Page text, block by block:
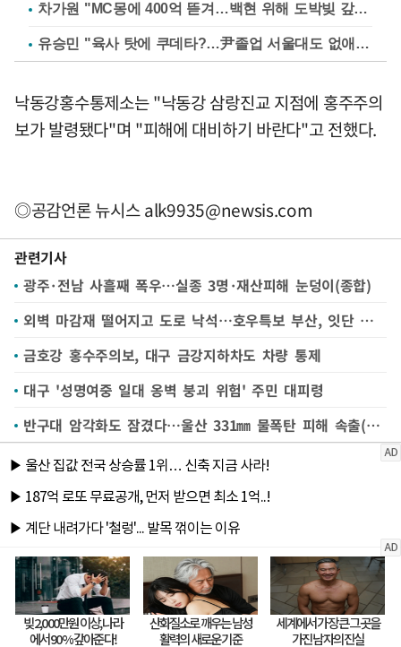
차가원 "MC몽에 400억 뜯겨…백현 위해 도박빚 갚아줘"
유승민 "육사 탓에 쿠데타?…尹졸업 서울대도 없애나"
낙동강홍수통제소는 "낙동강 삼랑진교 지점에 홍주주의
보가 발령됐다"며 "피해에 대비하기 바란다"고 전했다.
◎공감언론 뉴시스alk9935@newsis.com
관련기사
광주·전남 사흘째 폭우…실종 3명·재산피해 눈덩이(종합)
외벽 마감재 떨어지고 도로 낙석…호우특보 부산, 잇단 피해(종합)
금호강 홍수주의보, 대구 금강지하차도 차량 통제
대구 '성명여중 일대 옹벽 붕괴 위험' 주민 대피령
반구대 암각화도 잠겼다…울산 331㎜ 물폭탄 피해 속출(종합)